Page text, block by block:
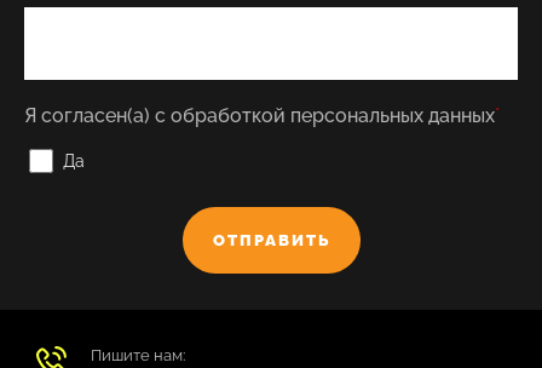
Я согласен(а) с обработкой персональных данных*
Да
ОТПРАВИТЬ
Пишите нам: